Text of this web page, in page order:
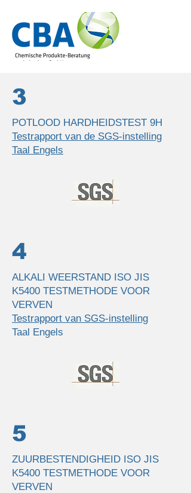
3
POTLOOD HARDHEIDSTEST 9H
Testrapport van de SGS-instelling
Taal Engels
4
ALKALI WEERSTAND ISO JIS
K5400 TESTMETHODE VOOR
VERVEN
Testrapport van SGS-instelling
Taal Engels
5
ZUURBESTENDIGHEID ISO JIS
K5400 TESTMETHODE VOOR
VERVEN